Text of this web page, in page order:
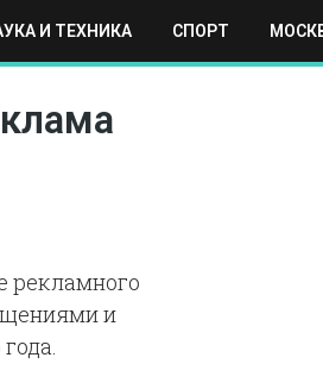
И ТЕХНИКА СПОРТ
МИР
рекламного
и